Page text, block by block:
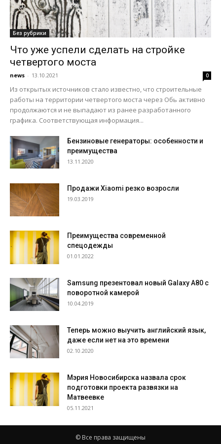
Без рубрики
Что уже успели сделать на стройке
четвертого моста
news - 13.10.2021 0
Из открытых источников стало известно, что строительные
работы на территории четвертого моста через Обь активно
продолжаются и не выпадают из ранее разработанного
графика. Соответствующая информация...
Бензиновые генераторы: особенности и
преимущества
13.11.2020
Продажи Xiaomi резко возросли
19.03.2019
Преимущества современной
спецодежды
01.01.2022
Samsung презентовал новый Galaxy A80 с
поворотной камерой
10.04.2019
Теперь можно выучить английский язык,
даже если нет на это времени
02.10.2020
Мэрия Новосибирска назвала срок
подготовки проекта развязки на
Матвеевке
05.11.2021
© Все права защищены